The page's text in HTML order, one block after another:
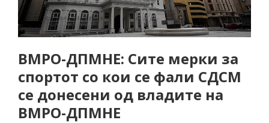
ВМРО-ДПМНЕ: Сите мерки за
спортот со кои се фали СДСМ
се донесени од владите на
ВМРО-ДПМНЕ